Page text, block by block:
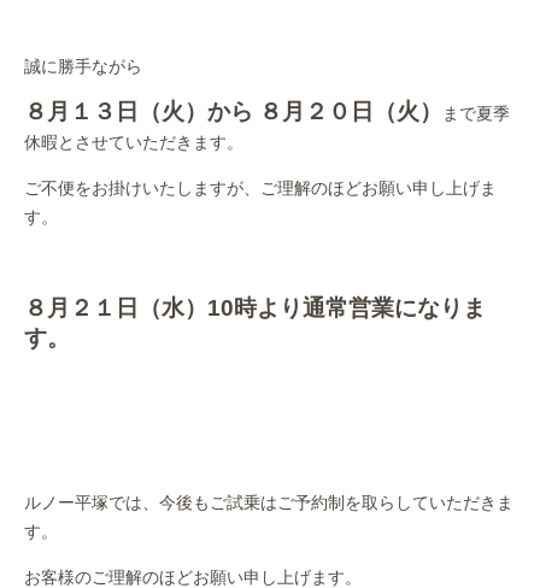
誠に勝手ながら
８月１３日（火）から ８月２０日（火）
まで夏季
休暇とさせていただきます。
ご不便をお掛けいたしますが、ご理解のほどお願い申し上げま
す。
８月２１日（水）10時より通常営業になりま
す。
ルノー平塚では、今後もご試乗はご予約制を取らしていただきま
す。
お客様のご理解のほどお願い申し上げます。